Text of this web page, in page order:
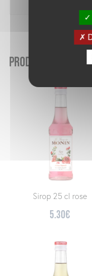
Produits
Sirop 25 cl rose
5.30€